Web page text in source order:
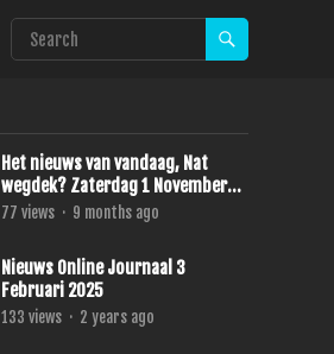
Het nieuws van vandaag, Nat
wegdek? Zaterdag 1 November
2025
77 views · 9 months ago
Nieuws Online Journaal 3
Februari 2025
133 views · 2 years ago